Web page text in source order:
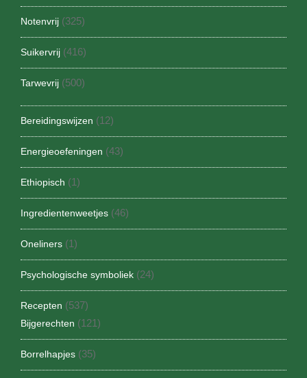
Notenvrij (325)
Suikervrij (416)
Tarwevrij (500)
Bereidingswijzen (12)
Energieoefeningen (43)
Ethiopisch (1)
Ingredientenweetjes (46)
Oneliners (1)
Psychologische symboliek (24)
Recepten (537)
Bijgerechten (121)
Borrelhapjes (35)